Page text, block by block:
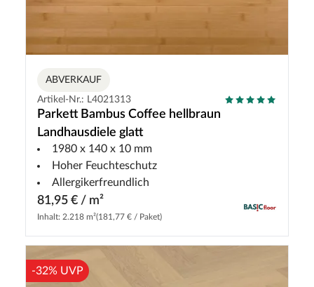
ABVERKAUF
Artikel-Nr.: L4021313
Parkett Bambus Coffee hellbraun
Landhausdiele glatt
1980 x 140 x 10 mm
Hoher Feuchteschutz
Allergikerfreundlich
81,95 € / m²
Inhalt: 2.218 m²(181,77 € / Paket)
-32% UVP